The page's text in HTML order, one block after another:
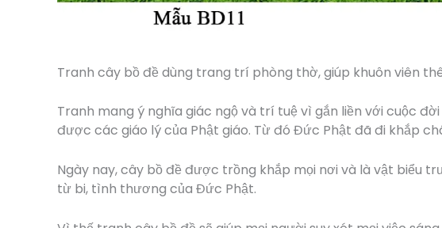
Tranh cây bồ đề dùng trang trí phòng thờ, giúp khuôn viên
Tranh mang ý nghĩa giác ngộ và trí tuệ vì gắn liền với cuộc
được các giáo lý của Phật giáo. Từ đó Đức Phật đã đi khắp
Ngày nay, cây bồ đề được trồng khắp mọi nơi và là vật biểu
từ bi, tình thương của Đức Phật.